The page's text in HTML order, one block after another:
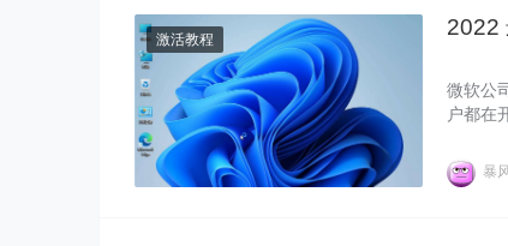
激活教程 2022
微软公
户都在
暴